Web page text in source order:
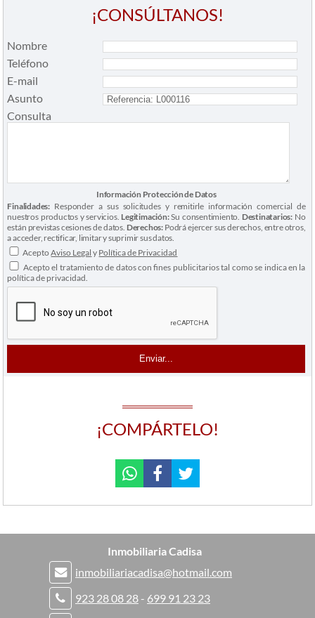
¡COMPÁRTELO!
¡CONSÚLTANOS!
Nombre
Teléfono
E-mail
Asunto
Consulta
Información Protección de Datos
Finalidades: Responder a sus solicitudes y remitirle información comercial de
nuestros productos y servicios. Legitimación:Su consentimiento. Destinatarios:No
están previstas cesiones de datos. Derechos: Podrá ejercer sus derechos, entre otros,
a acceder, rectificar, limitar y suprimir sus datos.
AceptoAviso Legal y Política de Privacidad
Acepto el tratamiento de datos con fines publicitarios tal como se indica en la
política de privacidad.
Inmobiliaria Cadisa
inmobiliariacadisa@hotmail.com
923 28 08 28 - 699 91 23 23